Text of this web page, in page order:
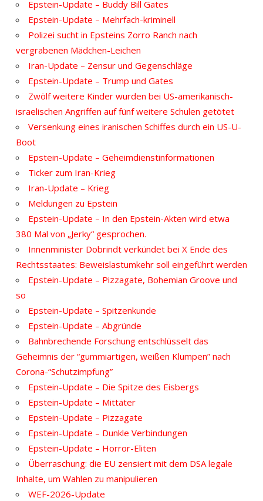
Epstein-Update – Buddy Bill Gates
Epstein-Update – Mehrfach-kriminell
Polizei sucht in Epsteins Zorro Ranch nach
vergrabenen Mädchen-Leichen
Iran-Update – Zensur und Gegenschläge
Epstein-Update – Trump und Gates
Zwölf weitere Kinder wurden bei US-amerikanisch-
israelischen Angriffen auf fünf weitere Schulen getötet
Versenkung eines iranischen Schiffes durch ein US-U-
Boot
Epstein-Update – Geheimdienstinformationen
Ticker zum Iran-Krieg
Iran-Update – Krieg
Meldungen zu Epstein
Epstein-Update – In den Epstein-Akten wird etwa
380 Mal von „Jerky“ gesprochen.
Innenminister Dobrindt verkündet bei X Ende des
Rechtsstaates: Beweislastumkehr soll eingeführt werden
Epstein-Update – Pizzagate, Bohemian Groove und
so
Epstein-Update – Spitzenkunde
Epstein-Update – Abgründe
Bahnbrechende Forschung entschlüsselt das
Geheimnis der “gummiartigen, weißen Klumpen” nach
Corona-“Schutzimpfung”
Epstein-Update – Die Spitze des Eisbergs
Epstein-Update – Mittäter
Epstein-Update – Pizzagate
Epstein-Update – Dunkle Verbindungen
Epstein-Update – Horror-Eliten
Überraschung: die EU zensiert mit dem DSA legale
Inhalte, um Wahlen zu manipulieren
WEF-2026-Update